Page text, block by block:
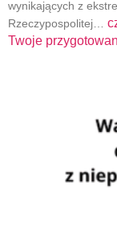
wynikających z
Rzeczypospolitej…
Twoje